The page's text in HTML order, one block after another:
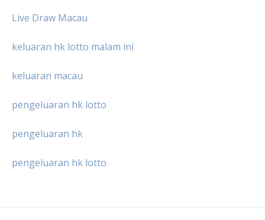
Live Draw Macau
keluaran hk lotto malam ini
keluaran macau
pengeluaran hk lotto
pengeluaran hk
pengeluaran hk lotto